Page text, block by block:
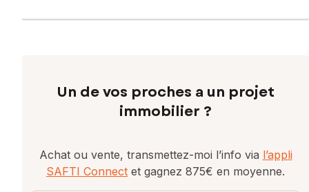
Un de vos proches a un projet
immobilier ?
Achat ou vente, transmettez-moi l’info via l’appli
SAFTI Connect et gagnez 875€ en moyenne.